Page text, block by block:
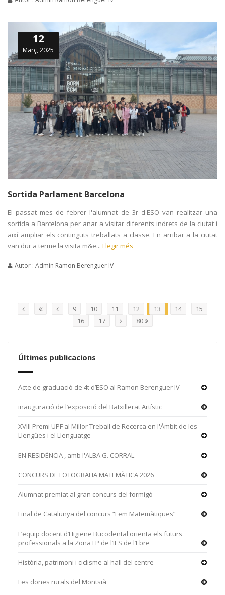
12
Març, 2025
Sortida Parlament Barcelona
El passat mes de febrer l'alumnat de 3r d'ESO van realitzar una
sortida a Barcelona per anar a visitar diferents indrets de la ciutat i
així ampliar els continguts treballats a classe. En arribar a la ciutat
van dur a terme la visita m&e... Llegir més
Autor : Admin Ramon Berenguer IV
9 10 11 12 13 14
15
16
17 80
Últimes publicacions
Acte de graduació de 4t d’ESO al Ramon Berenguer IV
inauguració de l’exposició del Batxillerat Artístic
XVIII Premi UPF al Millor Treball de Recerca en l'Àmbit de les
Llengües i el Llenguatge
EN RESiDÈNCiA , amb l'ALBA G. CORRAL
CONCURS DE FOTOGRAFIA MATEMÀTICA 2026
Alumnat premiat al gran concurs del formigó
Final de Catalunya del concurs “Fem Matemàtiques”
L’equip docent d’Higiene Bucodental orienta els futurs
professionals a la Zona FP de l’IES de l’Ebre
Història, patrimoni i ciclisme al hall del centre
Les dones rurals del Montsià